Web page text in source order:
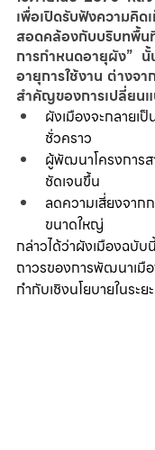
เพื่อเปิดรับฟังความคิด
สอดคล้องกับบริบทพื้
การกำหนดอายุผัง” นั้
อายุการใช้งาน ต่างจ
สำคัญของการเปลี่ยน
ผังเมืองจะกลายเ
ชั่วคราว
ผู้พัฒนาโครงการ
ชัดเจนขึ้น
ลดความเสี่ยงจาก
ขนาดใหญ่
กล่าวได้ว่าผังเมืองฉบั
ถาวรของการพัฒนาเ
กำกับเชิงนโยบายในระย